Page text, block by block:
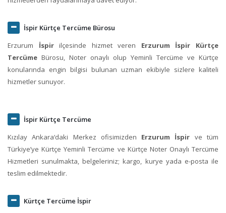
İspir Kürtçe Tercüme Bürosu
Erzurum İspirilçesinde hizmet veren Erzurum İspir Kürtçe
Tercüme Bürosu, Noter onaylı olup Yeminli Tercüme ve Kürtçe
konularında engin bilgisi bulunan uzman ekibiyle sizlere kaliteli
hizmetler sunuyor.
İspir Kürtçe Tercüme
Kızılay Ankara‘daki Merkez ofisimizden Erzurum İspir ve tüm
Türkiye’ye Kürtçe Yeminli Tercüme ve Kürtçe Noter Onaylı Tercüme
Hizmetleri sunulmakta, belgeleriniz; kargo, kurye yada e-posta ile
teslim edilmektedir.
Kürtçe Tercüme İspir